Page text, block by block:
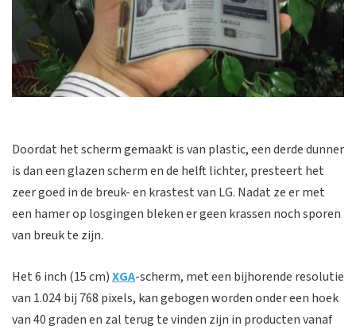
Doordat het scherm gemaakt is van plastic, een derde dunner
is dan een glazen scherm en de helft lichter, presteert het
zeer goed in de breuk- en krastest van LG. Nadat ze er met
een hamer op losgingen bleken er geen krassen noch sporen
van breuk te zijn.
Het 6 inch (15 cm)XGA-scherm, met een bijhorende resolutie
van 1.024 bij 768 pixels, kan gebogen worden onder een hoek
van 40 graden en zal terug te vinden zijn in producten vanaf